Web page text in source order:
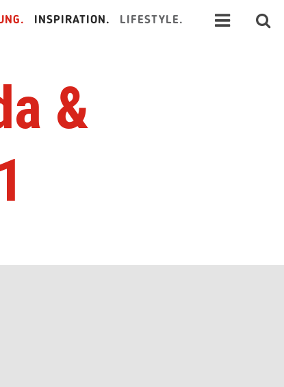
INSPIRATION. LIFESTYLE.
&